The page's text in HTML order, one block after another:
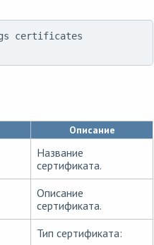
certificates
Описание
Название
сертификата.
Описание
сертификата.
Тип сертификата: